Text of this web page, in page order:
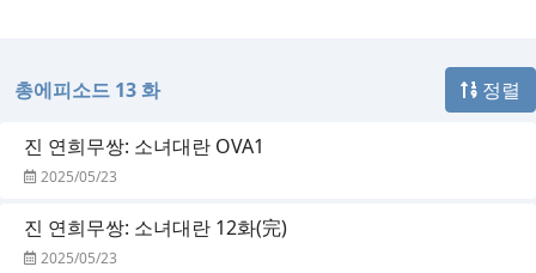
총에피소드 13 화 정렬
진 연희무쌍: 소녀대란 OVA1
2025/05/23
진 연희무쌍: 소녀대란 12화(完)
2025/05/23